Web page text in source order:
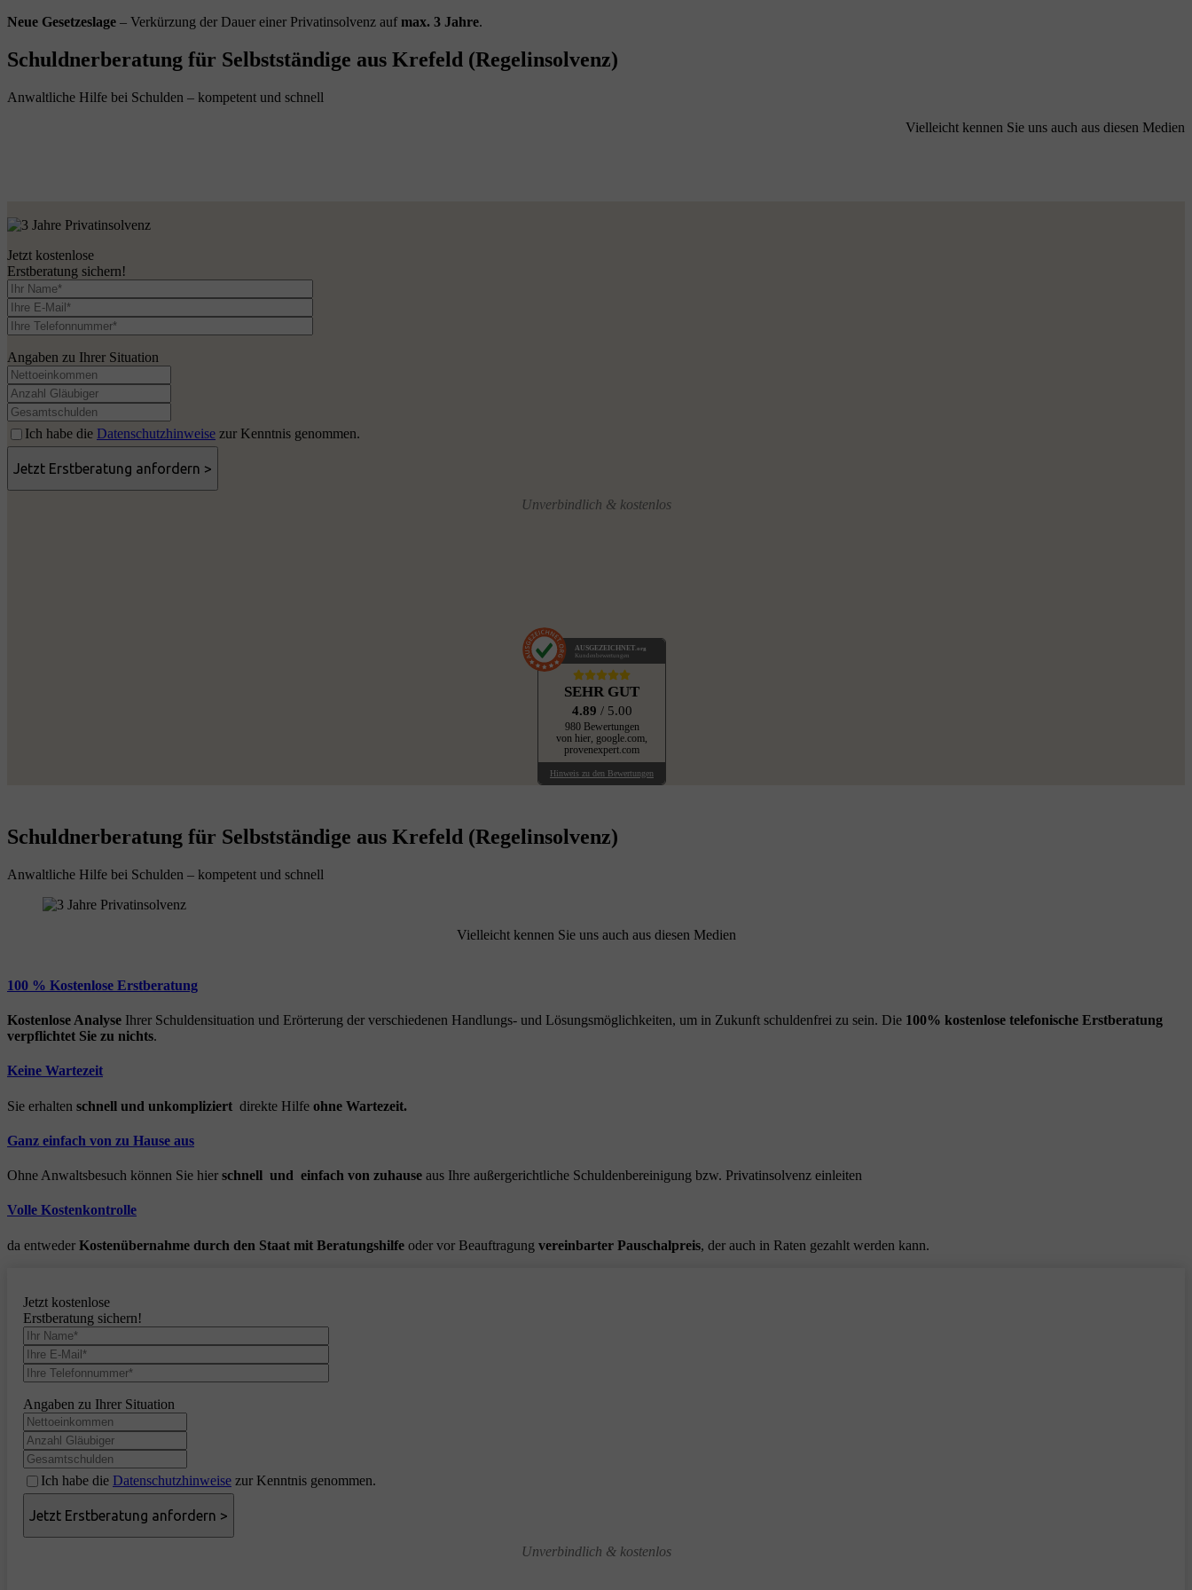
Neue Gesetzeslage – Verkürzung der Dauer einer Privatinsolvenz aufmax. 3 Jahre.
Schuldnerberatung für Selbstständige aus Krefeld (Regelinsolvenz)
Anwaltliche Hilfe bei Schulden – kompetent und schnell
Vielleicht kennen Sie uns auch aus diesen Medien
Jetzt kostenlose
Erstberatung sichern!
Angaben zu Ihrer Situation
Ich habe die Datenschutzhinweise zur Kenntnis genommen.
Unverbindlich & kostenlos
AUSGEZEICHNET .org
Kundenbewertungen
SEHR GUT
4.89 / 5.00
980 Bewertungen
von hier, google.com,
provenexpert.com
Hinweis zu den Bewertungen
Schuldnerberatung für Selbstständige aus Krefeld (Regelinsolvenz)
Anwaltliche Hilfe bei Schulden – kompetent und schnell
Vielleicht kennen Sie uns auch aus diesen Medien
100 % Kostenlose Erstberatung
Kostenlose Analyse Ihrer Schuldensituation und Erörterung der verschiedenen Handlungs- und Lösungsmöglichkeiten, um in Zukunft schuldenfrei zu sein. Die 100% kostenlose telefonische Erstberatung
verpflichtet Sie zu nichts.
Keine Wartezeit
Sie erhalten schnell und unkompliziert direkte Hilfe ohne Wartezeit.
Ganz einfach von zu Hause aus
Ohne Anwaltsbesuch können Sie hier schnell und einfach von zuhause aus Ihre außergerichtliche Schuldenbereinigung bzw. Privatinsolvenz einleiten
Volle Kostenkontrolle
da entweder Kostenübernahme durch den Staat mit Beratungshilfe oder vor Beauftragung vereinbarter Pauschalpreis, der auch in Raten gezahlt werden kann.
Jetzt kostenlose
Erstberatung sichern!
Angaben zu Ihrer Situation
Ich habe die Datenschutzhinweise zur Kenntnis genommen.
Unverbindlich & kostenlos